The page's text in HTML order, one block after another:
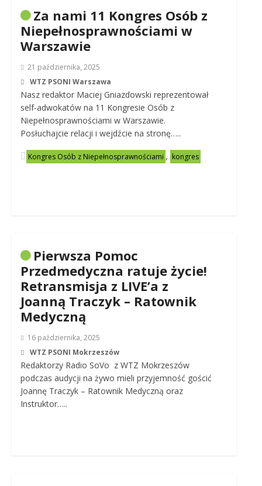
Za nami 11 Kongres Osób z
Niepełnosprawnościami w
Warszawie
21 października, 2025
WTZ PSONI Warszawa
Nasz redaktor Maciej Gniazdowski reprezentował
self-adwokatów na 11 Kongresie Osób z
Niepełnosprawnościami w Warszawie.
Posłuchajcie relacji i wejdźcie na stronę…..
Kongres Osób z Niepełnosprawnościami , kongres
Pierwsza Pomoc
Przedmedyczna ratuje życie!
Retransmisja z LIVE’a z
Joanną Traczyk – Ratownik
Medyczną
16 października, 2025
WTZ PSONI Mokrzeszów
Redaktorzy Radio SoVo z WTZ Mokrzeszów
podczas audycji na żywo mieli przyjemność gościć
Joannę Traczyk – Ratownik Medyczną oraz
Instruktor…..